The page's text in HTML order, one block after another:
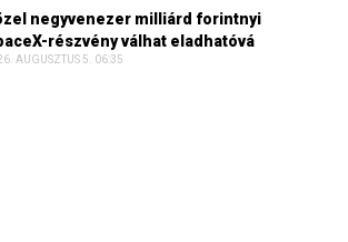
negyvenezer milliárd forintnyi
részvény válhat eladhatóvá
AUGUSZTUS 5. 06:35